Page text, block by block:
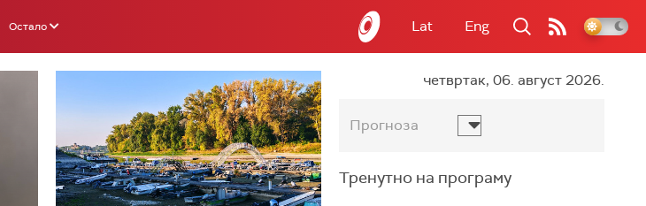
Остало Lat Eng
четвртак, 06. август 2026.
Прогноза
Тренутно на програму